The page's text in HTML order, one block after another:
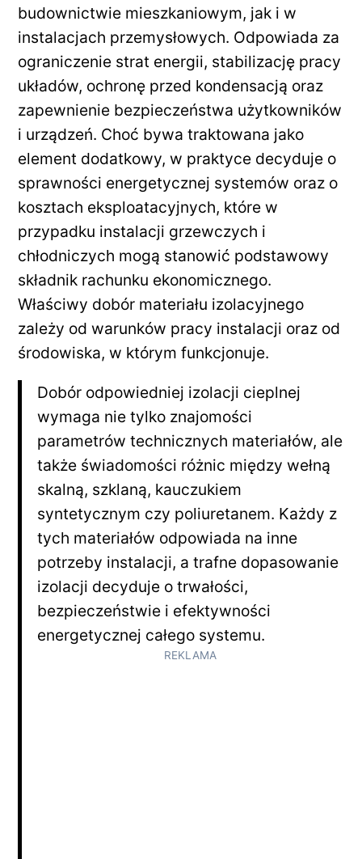
budownictwie mieszkaniowym, jak i w
instalacjach przemysłowych. Odpowiada za
ograniczenie strat energii, stabilizację pracy
układów, ochronę przed kondensacją oraz
zapewnienie bezpieczeństwa użytkowników
i urządzeń. Choć bywa traktowana jako
element dodatkowy, w praktyce decyduje o
sprawności energetycznej systemów oraz o
kosztach eksploatacyjnych, które w
przypadku instalacji grzewczych i
chłodniczych mogą stanowić podstawowy
składnik rachunku ekonomicznego.
Właściwy dobór materiału izolacyjnego
zależy od warunków pracy instalacji oraz od
środowiska, w którym funkcjonuje.
Dobór odpowiedniej izolacji cieplnej
wymaga nie tylko znajomości
parametrów technicznych materiałów, ale
także świadomości różnic między wełną
skalną, szklaną, kauczukiem
syntetycznym czy poliuretanem. Każdy z
tych materiałów odpowiada na inne
potrzeby instalacji, a trafne dopasowanie
izolacji decyduje o trwałości,
bezpieczeństwie i efektywności
energetycznej całego systemu.
REKLAMA